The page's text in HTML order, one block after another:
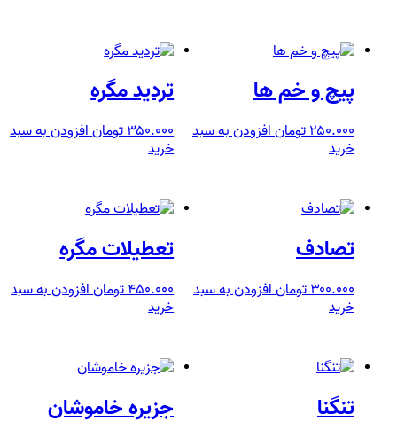
پیچ و خم ها
۲۵۰.۰۰۰ تومان افزودن به سبد
خرید
تردید مگره
۳۵۰.۰۰۰ تومان افزودن به سبد
خرید
تصادف
۳۰۰.۰۰۰ تومان افزودن به سبد
خرید
تعطیلات مگره
۴۵۰.۰۰۰ تومان افزودن به سبد
خرید
تنگنا جزیره خاموشان